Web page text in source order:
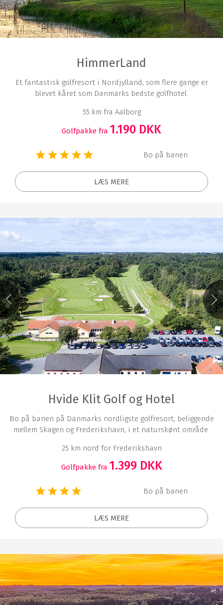
HimmerLand
Et fantastisk golfresort i Nordjylland, som flere gange er
blevet kåret som Danmarks bedste golfhotel.
55 km fra Aalborg
Golfpakke fra 1.190 DKK
Bo på banen
LÆS MERE
Hvide Klit Golf og Hotel
Bo på banen på Danmarks nordligste golfresort, beliggende
mellem Skagen og Frederikshavn, i et naturskønt område.
25 km nord for Frederikshavn
Golfpakke fra 1.399 DKK
Bo på banen
LÆS MERE